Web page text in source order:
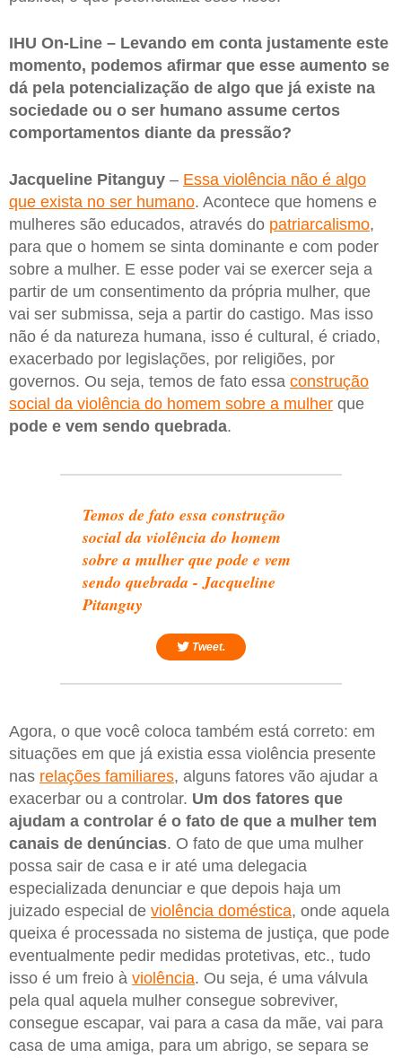
IHU On-Line – Levando em conta justamente este
momento, podemos afirmar que esse aumento se
dá pela potencialização de algo que já existe na
sociedade ou o ser humano assume certos
comportamentos diante da pressão?
Jacqueline Pitanguy – Essa violência não é algo
que exista no ser humano. Acontece que homens e
mulheres são educados, através do patriarcalismo,
para que o homem se sinta dominante e com poder
sobre a mulher. E esse poder vai se exercer seja a
partir de um consentimento da própria mulher, que
vai ser submissa, seja a partir do castigo. Mas isso
não é da natureza humana, isso é cultural, é criado,
exacerbado por legislações, por religiões, por
governos. Ou seja, temos de fato essa construção
social da violência do homem sobre a mulher que
pode e vem sendo quebrada.
Temos de fato essa construção
social da violência do homem
sobre a mulher que pode e vem
sendo quebrada - Jacqueline
Pitanguy
Tweet.
Agora, o que você coloca também está correto: em
situações em que já existia essa violência presente
nas relações familiares, alguns fatores vão ajudar a
exacerbar ou a controlar. Um dos fatores que
ajudam a controlar é o fato de que a mulher tem
canais de denúncias. O fato de que uma mulher
possa sair de casa e ir até uma delegacia
especializada denunciar e que depois haja um
juizado especial de violência doméstica, onde aquela
queixa é processada no sistema de justiça, que pode
eventualmente pedir medidas protetivas, etc., tudo
isso é um freio à violência. Ou seja, é uma válvula
pela qual aquela mulher consegue sobreviver,
consegue escapar, vai para a casa da mãe, vai para
casa de uma amiga, para um abrigo, se separa se